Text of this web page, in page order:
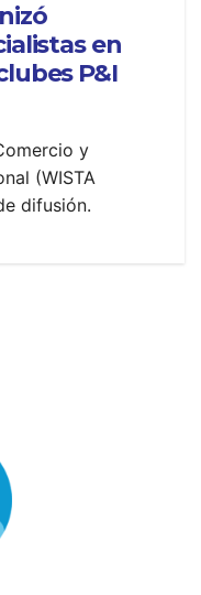
en
P&I
y
(WISTA
difusión.